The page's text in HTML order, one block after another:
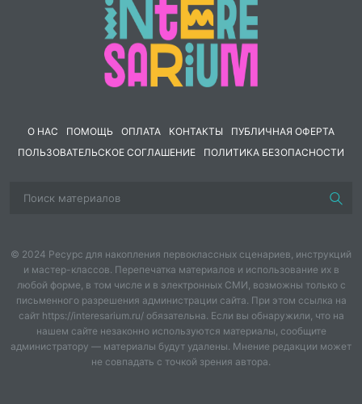
О НАС ПОМОЩЬ ОПЛАТА КОНТАКТЫ
ПУБЛИЧНАЯ ОФЕРТА
ПОЛЬЗОВАТЕЛЬСКОЕ СОГЛАШЕНИЕ
ПОЛИТИКА БЕЗОПАСНОСТИ
© 2024 Ресурс для накопления первоклассных сценариев, инструкций
и мастер-классов. Перепечатка материалов и использование их в
любой форме, в том числе и в электронных СМИ, возможны только с
письменного разрешения администрации сайта. При этом ссылка на
сайт https://interesarium.ru/ обязательна. Если вы обнаружили, что на
нашем сайте незаконно используются материалы, сообщите
администратору — материалы будут удалены. Мнение редакции может
не совпадать с точкой зрения автора.